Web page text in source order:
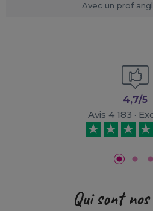
Avec un prof
4,7/5
Avis 4 183 ·
Qui sont